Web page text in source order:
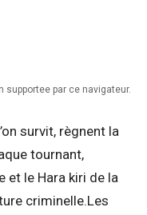
supportee par ce navigateur.
survit, règnent la
tournant,
et le Hara kiri de la
criminelle.Les